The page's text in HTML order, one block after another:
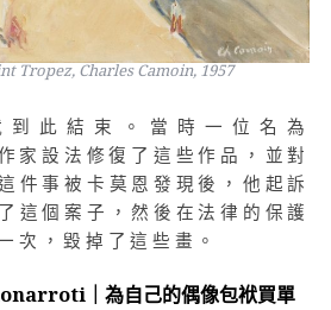
Tropez, Charles Camoin, 1957
到此結束。當時一位名為
設法修復了這些作品，並對
件事被卡莫恩發現後，他起訴
這個案子，然後在法律的保護
次，毀掉了這些畫。
｜為自己的偶像包袱買單